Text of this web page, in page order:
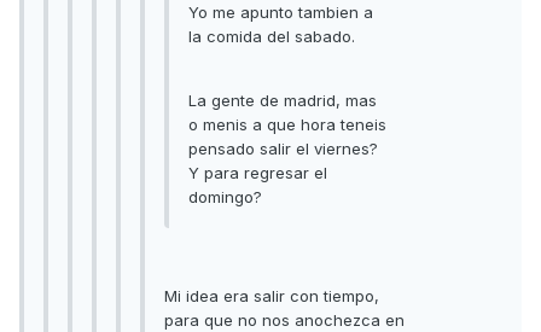
Yo me apunto tambien a
la comida del sabado.
La gente de madrid, mas
o menis a que hora teneis
pensado salir el viernes?
Y para regresar el
domingo?
Mi idea era salir con tiempo,
para que no nos anochezca en